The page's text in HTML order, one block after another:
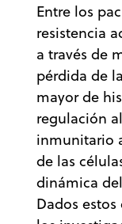
Entre los
resistencia
a través de
pérdida de
mayor de
regulación
inmunitario
de las
dinámica
Dados